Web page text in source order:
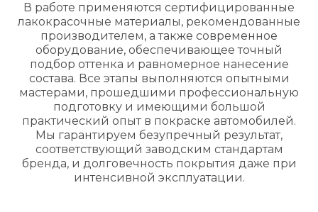
В работе применяются сертифицированные
лакокрасочные материалы, рекомендованные
производителем, а также современное
оборудование, обеспечивающее точный
подбор оттенка и равномерное нанесение
состава. Все этапы выполняются опытными
мастерами, прошедшими профессиональную
подготовку и имеющими большой
практический опыт в покраске автомобилей.
Мы гарантируем безупречный результат,
соответствующий заводским стандартам
бренда, и долговечность покрытия даже при
интенсивной эксплуатации.